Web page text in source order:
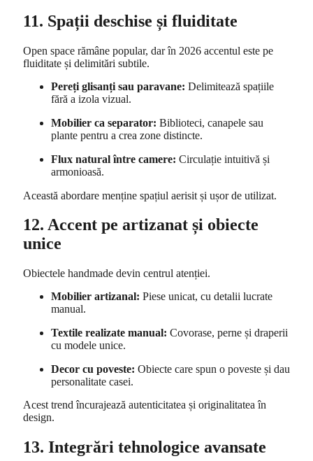
11. Spații deschise și fluiditate
Open space rămâne popular, dar în 2026 accentul este pe
fluiditate și delimitări subtile.
Pereți glisanți sau paravane: Delimitează spațiile
fără a izola vizual.
Mobilier ca separator: Biblioteci, canapele sau
plante pentru a crea zone distincte.
Flux natural între camere: Circulație intuitivă și
armonioasă.
Această abordare menține spațiul aerisit și ușor de utilizat.
12. Accent pe artizanat și obiecte
unice
Obiectele handmade devin centrul atenției.
Mobilier artizanal: Piese unicat, cu detalii lucrate
manual.
Textile realizate manual: Covorase, perne și draperii
cu modele unice.
Decor cu poveste: Obiecte care spun o poveste și dau
personalitate casei.
Acest trend încurajează autenticitatea și originalitatea în
design.
13. Integrări tehnologice avansate